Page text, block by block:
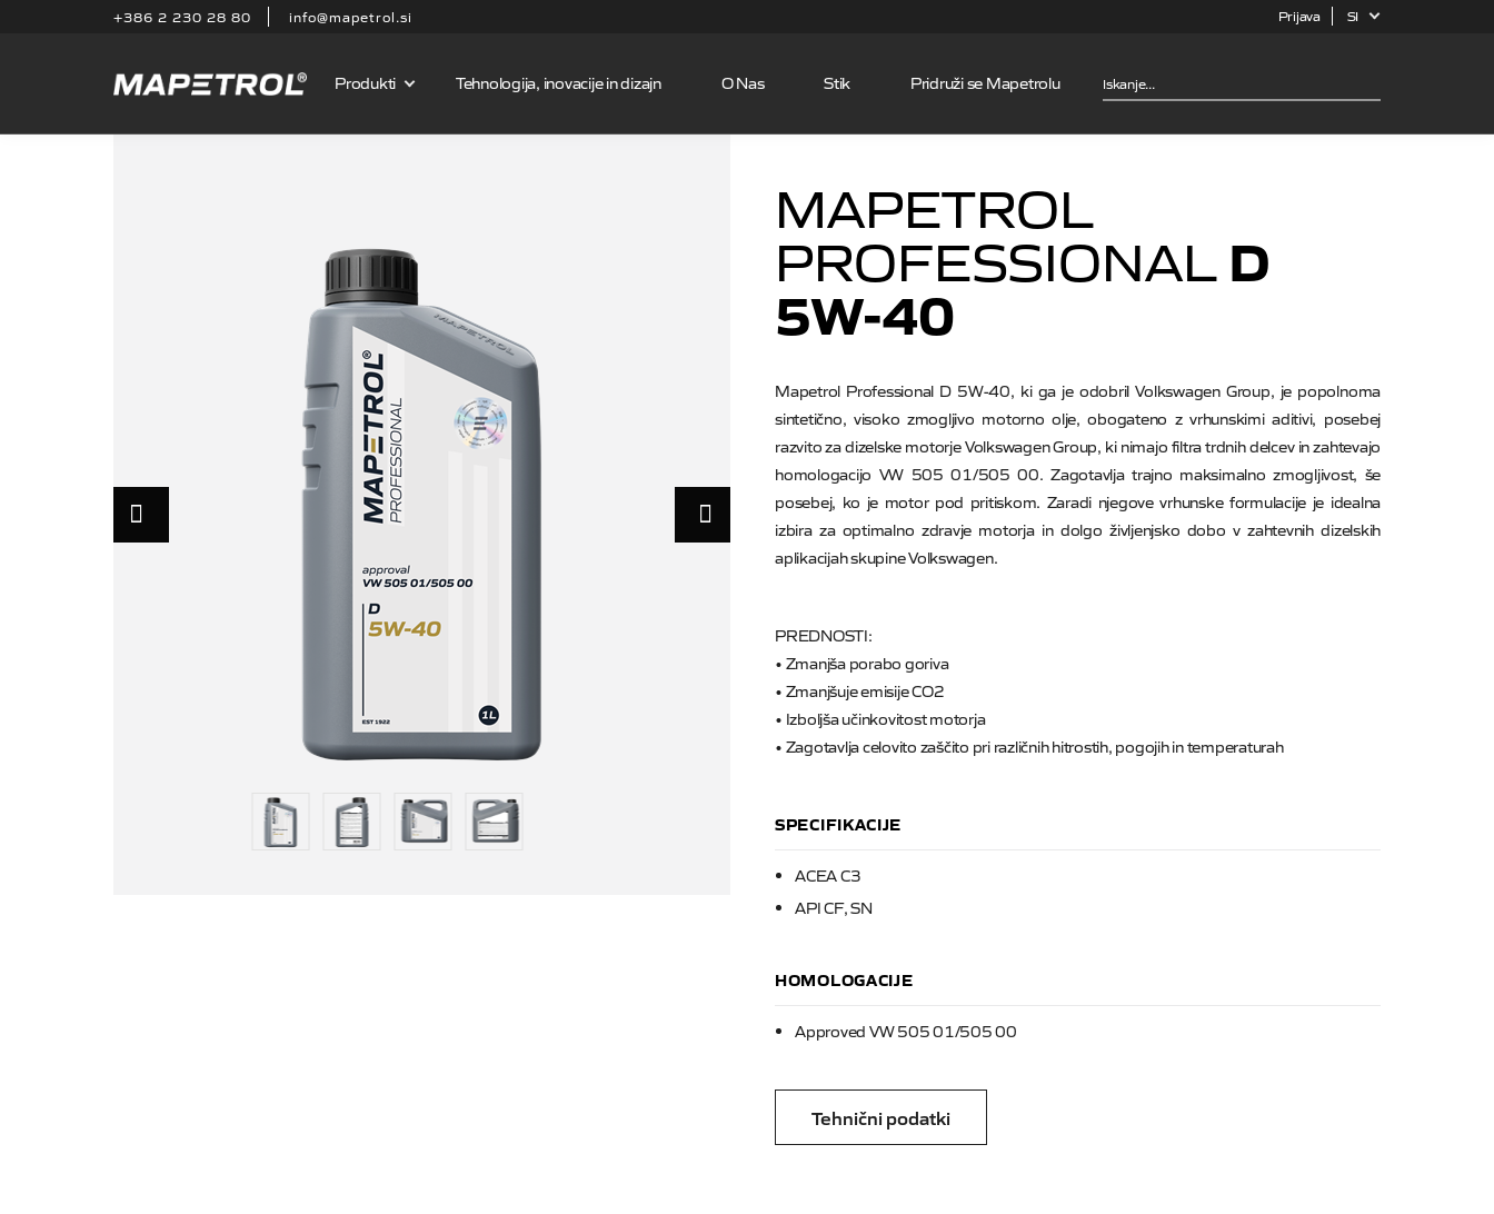
+386 2 230 28 80 info@mapetrol.si Prijava SI
Produkti Tehnologija, inovacije in dizajn O Nas Stik Pridruži se Mapetrolu
MAPETROL
PROFESSIONAL D
5W-40
Mapetrol Professional D 5W-40, ki ga je odobril Volkswagen Group, je popolnoma
sintetično, visoko zmogljivo motorno olje, obogateno z vrhunskimi aditivi, posebej
razvito za dizelske motorje Volkswagen Group, ki nimajo filtra trdnih delcev in zahtevajo
homologacijo VW 505 01/505 00. Zagotavlja trajno maksimalno zmogljivost, še
posebej, ko je motor pod pritiskom. Zaradi njegove vrhunske formulacije je idealna
izbira za optimalno zdravje motorja in dolgo življenjsko dobo v zahtevnih dizelskih
aplikacijah skupine Volkswagen.
PREDNOSTI:
• Zmanjša porabo goriva
• Zmanjšuje emisije CO2
• Izboljša učinkovitost motorja
• Zagotavlja celovito zaščito pri različnih hitrostih, pogojih in temperaturah
SPECIFIKACIJE
ACEA C3
API CF, SN
HOMOLOGACIJE
Approved VW 505 01/505 00
Tehnični podatki